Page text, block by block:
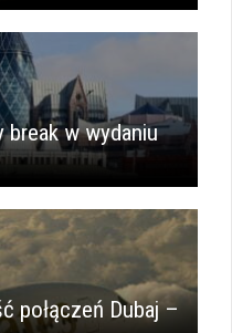
w wydaniu
połączeń Dubaj –